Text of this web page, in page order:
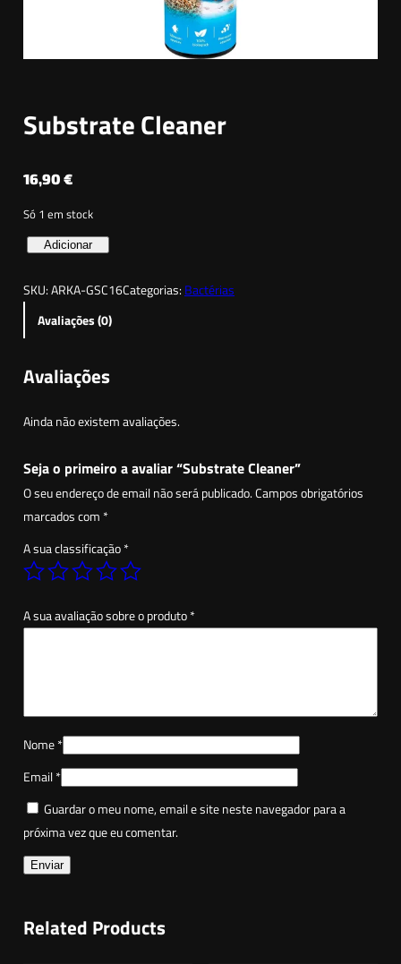
Substrate Cleaner
16,90 €
Só 1 em stock
Q
a
t
d
d
e
S
u
b
t
e
C
e
a
n
e
r
Adicionar
SKU:ARKA-GSC16Categorias:Bactérias
Avaliações (0)
Avaliações
Ainda não existem avaliações.
Seja o primeiro a avaliar “Substrate Cleaner”
O seu endereço de email não será publicado.Campos obrigatórios
marcados com *
A sua classificação*
A sua avaliação sobre o produto*
Nome*
Email*
Guardar o meu nome, email e site neste navegador para a
próxima vez que eu comentar.
Related Products